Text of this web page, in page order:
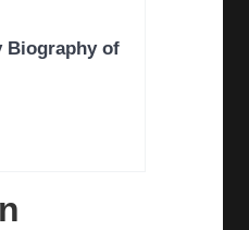
Biography of